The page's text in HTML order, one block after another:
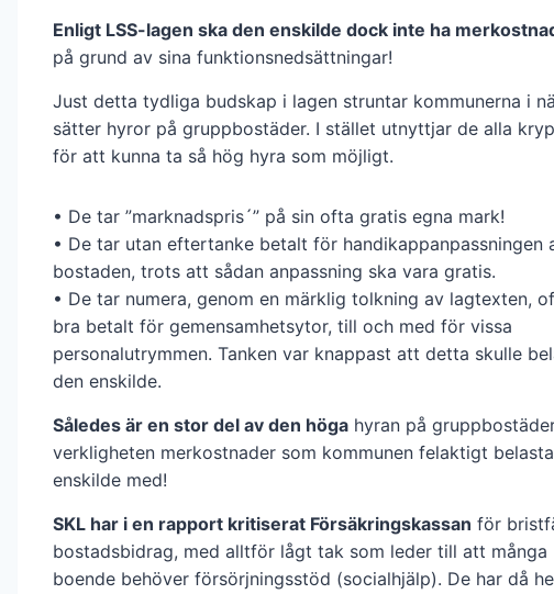
Enligt LSS-lagen ska den enskilde dock inte ha
på grund av sina funktionsnedsättningar!
Just detta tydliga budskap i lagen struntar kommunerna i
sätter hyror på gruppbostäder. I stället utnyttjar de alla
för att kunna ta så hög hyra som möjligt.
• De tar ”marknadspris´” på sin ofta gratis egna mark!
• De tar utan eftertanke betalt för handikappanpassningen
bostaden, trots att sådan anpassning ska vara gratis.
• De tar numera, genom en märklig tolkning av lagtexten,
bra betalt för gemensamhetsytor, till och med för vissa
personalutrymmen. Tanken var knappast att detta skulle
den enskilde.
Således är en stor del av den höga hyran på
verkligheten merkostnader som kommunen felaktigt
enskilde med!
SKL har i en rapport kritiserat Försäkringskassan för
bostadsbidrag, med alltför lågt tak som leder till att många
boende behöver försörjningsstöd (socialhjälp). De har då